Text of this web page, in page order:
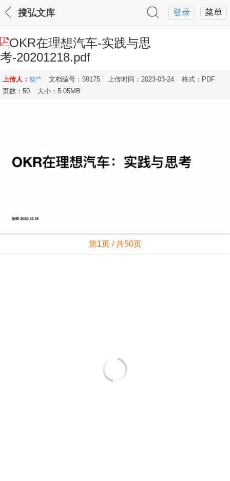
菜单
登录
搜弘文库
OKR在理想汽车-实践与思
考-20201218.pdf
上传人： 杨** 文档编号：59175 上传时间：2023-03-24
格式：PDF
页数：50
大小：5.05MB
第1页 / 共50页